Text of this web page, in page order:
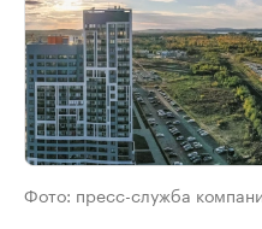
Фото: пресс-служба